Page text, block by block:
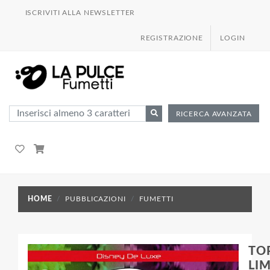
ISCRIVITI ALLA NEWSLETTER
REGISTRAZIONE LOGIN
RICERCA AVANZATA
HOME PUBBLICAZIONI FUMETTI